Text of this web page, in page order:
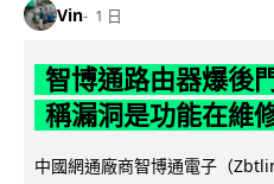
Vin 1 日
智博通路由器爆後
稱漏洞是功能在維
中國網通廠商智博通電子（